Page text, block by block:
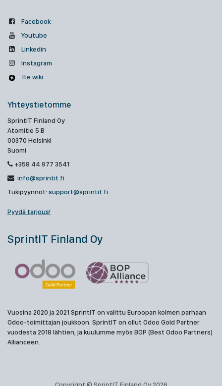
Facebook
Youtube
Linkedin
Instagram
Ite wiki
Yhteystietomme
SprintIT Finland Oy
Atomitie 5 B
00370 Helsinki
Suomi
+358 44 977 3541
info@sprintit.fi
Tukipyynnöt: support@sprintit.fi
Pyydä tarjous!
SprintIT Finland Oy
Vuosina 2020 ja 2021 SprintIT on valittu Euroopan kolmen parhaan
Odoo-toimittajan joukkoon. SprintIT on ollut Odoo Gold Partner
vuodesta 2018 lähtien, ja kuulumme myös BOP (Best Odoo Partners)
Allianceen.
Copyright © SprintIT Finland Oy 2026